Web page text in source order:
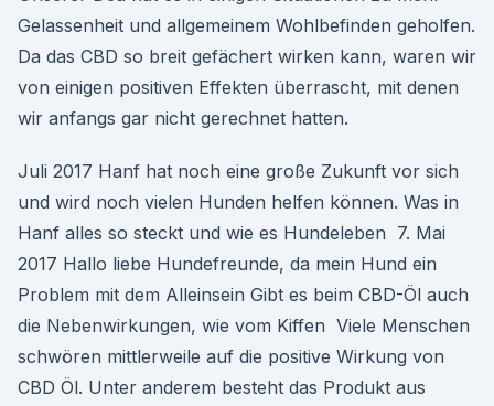
Gelassenheit und allgemeinem Wohlbefinden geholfen.
Da das CBD so breit gefächert wirken kann, waren wir
von einigen positiven Effekten überrascht, mit denen
wir anfangs gar nicht gerechnet hatten.
Juli 2017 Hanf hat noch eine große Zukunft vor sich
und wird noch vielen Hunden helfen können. Was in
Hanf alles so steckt und wie es Hundeleben 7. Mai
2017 Hallo liebe Hundefreunde, da mein Hund ein
Problem mit dem Alleinsein Gibt es beim CBD-Öl auch
die Nebenwirkungen, wie vom Kiffen Viele Menschen
schwören mittlerweile auf die positive Wirkung von
CBD Öl. Unter anderem besteht das Produkt aus